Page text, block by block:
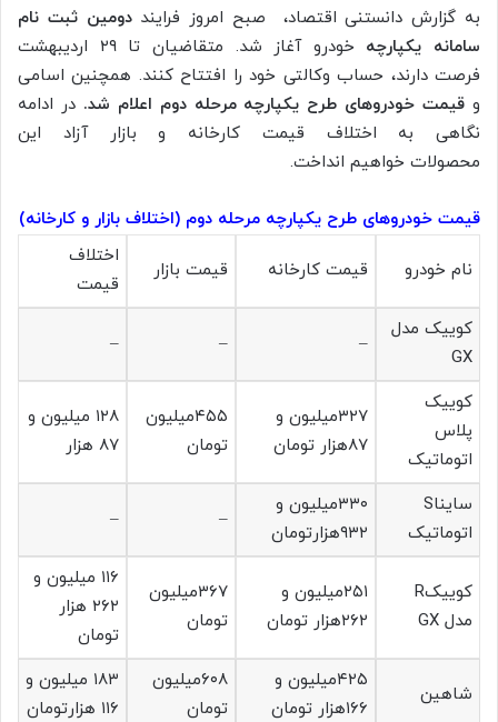
به گزارش دانستنی اقتصاد، صبح امروز فراینددومین ثبت نام
سامانه یکپارچه
خودرو آغاز شد. متقاضیان تا ۲۹ اردیبهشت
فرصت دارند، حساب وکالتی خود را افتتاح کنند. همچنین اسامی
و قیمت خودروهای طرح یکپارچه مرحله دوم اعلام شد. در ادامه
نگاهی به اختلاف قیمت کارخانه و بازار آزاد این
محصولات خواهیم انداخت.
قیمت خودروهای طرح یکپارچه مرحله دوم (اختلاف بازار و کارخانه)
نام خودرو قیمت کارخانه قیمت بازار
اختلاف
قیمت
کوییک مدل
GX
–
–
–
کوییک
پلاس
اتوماتیک
۳۲۷میلیون و
۸۷هزار تومان
۴۵۵میلیون
تومان
۱۲۸ میلیون و
۸۷ هزار
سایناS
اتوماتیک
۳۳۰میلیون و
۹۳۲هزارتومان
–
–
کوییکR
مدل GX
۲۵۱میلیون و
۲۶۲هزار تومان
۳۶۷میلیون
تومان
۱۱۶ میلیون و
۲۶۲ هزار
تومان
شاهین
۴۲۵میلیون و
۱۶۶هزار تومان
۶۰۸میلیون
تومان
۱۸۳ میلیون و
۱۱۶ هزارتومان